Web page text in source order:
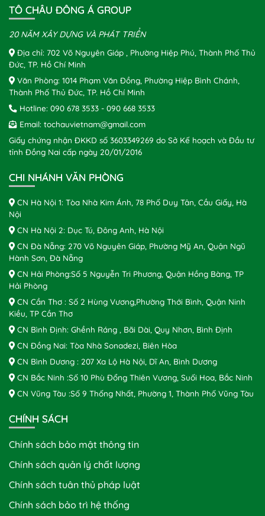
TÔ CHÂU ĐÔNG Á GROUP
20 NĂM XÂY DỰNG VÀ PHÁT TRIỂN
Địa chỉ: 702 Võ Nguyên Giáp , Phường Hiệp Phú, Thành Phố Thủ
Đức, TP. Hồ Chí Minh
Văn Phòng: 1014 Phạm Văn Đồng, Phường Hiệp Bình Chánh,
Thành Phố Thủ Đức, TP. Hồ Chí Minh
Hotline: 090 678 3533 - 090 668 3533
Email: tochauvietnam@gmail.com
Giấy chứng nhận ĐKKD số 3603349269 do Sở Kế hoạch và Đầu tư
tỉnh Đồng Nai cấp ngày 20/01/2016
CHI NHÁNH VĂN PHÒNG
CN Hà Nội 1: Tòa Nhà Kim Ánh, 78 Phố Duy Tân, Cầu Giấy, Hà
Nội
CN Hà Nội 2: Dục Tú, Đông Anh, Hà Nội
CN Đà Nẵng: 270 Võ Nguyên Giáp, Phường Mỹ An, Quận Ngũ
Hành Sơn, Đà Nẵng
CN Hải Phòng:Số 5 Nguyễn Tri Phương, Quận Hồng Bàng, TP
Hải Phòng
CN Cần Thơ : Số 2 Hùng Vương,Phường Thới Bình, Quận Ninh
Kiều, TP Cần Thơ
CN Bình Định: Ghềnh Ráng , Bãi Dài, Quy Nhơn, Bình Định
CN Đồng Nai: Tòa Nhà Sonadezi, Biên Hòa
CN Bình Dương : 207 Xa Lộ Hà Nội, Dĩ An, Bình Dương
CN Bắc Ninh :Số 10 Phù Đổng Thiên Vương, Suối Hoa, Bắc Ninh
CN Vũng Tàu :Số 9 Thống Nhất, Phường 1, Thành Phố Vũng Tàu
CHÍNH SÁCH
Chính sách bảo mật thông tin
Chính sách quản lý chất lượng
Chính sách tuân thủ pháp luật
Chính sách bảo trì hệ thống